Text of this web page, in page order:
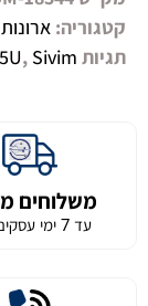
קטגוריה:
תגיות
, Sivim
משלוחים
עד 7 ימי עסקים בלבד